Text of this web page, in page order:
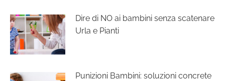
Dire di NO ai bambini senza scatenare
Urla e Pianti
Punizioni Bambini: soluzioni concrete